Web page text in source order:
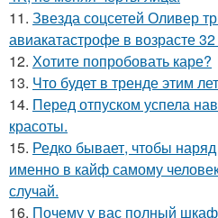
11. Звезда соцсетей Оливер
авиакатастрофе в возрасте 32
12. Хотите попробовать каре?
13. Что будет в тренде этим
14. Перед отпуском успела
красоты.
15. Редко бывает, чтобы
именно в кайф самому
случай.
16. Почему у вас полный